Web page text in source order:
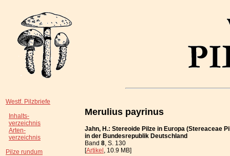
Westf. Pilzbriefe
Inhalts-
verzeichnis
Arten-
verzeichnis
Pilze rundum
Merulius payrinus
Jahn, H.: Stereoide Pilze in Europa (Stereaceae
in der Bundesrepublik Deutschland
Band 8, S. 130
[Artikel, 10.9 MB]